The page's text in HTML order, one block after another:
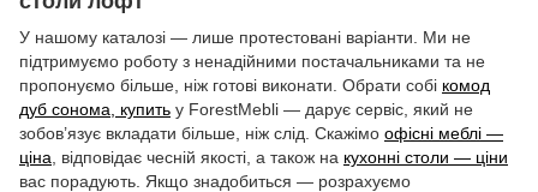
У нашому каталозі — лише протестовані варіанти. Ми не
підтримуємо роботу з ненадійними постачальниками та не
пропонуємо більше, ніж готові виконати. Обрати собі комод
дуб сонома, купить у ForestMebli — дарує сервіс, який не
зобов’язує вкладати більше, ніж слід. Скажімо офісні меблі —
ціна , відповідає чесній якості, а також на кухонні столи — ціни
вас порадують. Якщо знадобиться — розрахуємо